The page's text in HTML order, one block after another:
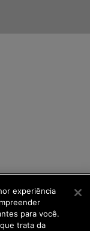
experiência
para você.
trata da